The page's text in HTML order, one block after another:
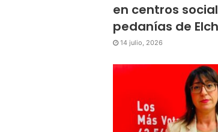
en centros
pedanías de
14 julio, 2026